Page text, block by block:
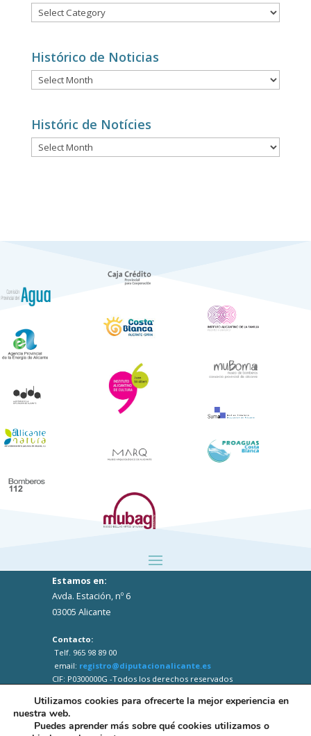
Notícies
per
Histórico de Noticias
Histórico
de
Históric de Notícies
Históric
de
Estamos en:
Avda. Estación, nº 6
03005 Alicante
Contacto:
Telf. 965 98 89 00
email: registro@diputacionalicante.es
CIF: P0300000G -Todos los derechos reservados
Utilizamos cookies para ofrecerte la mejor experiencia en
nuestra web.
Puedes aprender más sobre qué cookies utilizamos o